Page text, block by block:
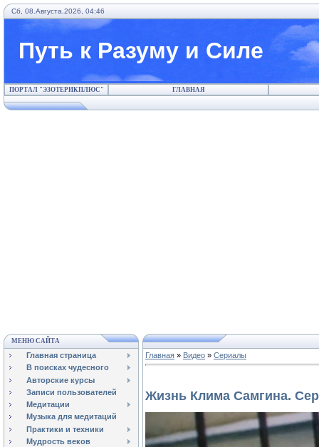
Сб, 08.Августа.2026, 04:46
Путь к Разуму и Силе
ПОРТАЛ "ЭЗОТЕРИКПЛЮС" ГЛАВНАЯ
МЕНЮ САЙТА
Главная страница
В поисках чудесного
Авторские курсы
Записи пользователей
Медитации
Музыка для медитаций
Практики и техники
Мудрость веков
Главная » Видео » Сериалы
Жизнь Клима Самгина.